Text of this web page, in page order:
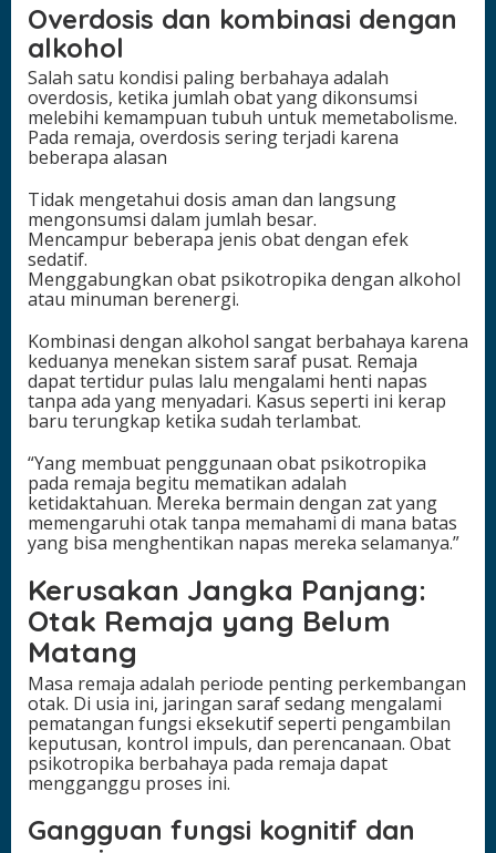
Overdosis dan kombinasi dengan
alkohol
Salah satu kondisi paling berbahaya adalah
overdosis, ketika jumlah obat yang dikonsumsi
melebihi kemampuan tubuh untuk memetabolisme.
Pada remaja, overdosis sering terjadi karena
beberapa alasan
Tidak mengetahui dosis aman dan langsung
mengonsumsi dalam jumlah besar.
Mencampur beberapa jenis obat dengan efek
sedatif.
Menggabungkan obat psikotropika dengan alkohol
atau minuman berenergi.
Kombinasi dengan alkohol sangat berbahaya karena
keduanya menekan sistem saraf pusat. Remaja
dapat tertidur pulas lalu mengalami henti napas
tanpa ada yang menyadari. Kasus seperti ini kerap
baru terungkap ketika sudah terlambat.
“Yang membuat penggunaan obat psikotropika
pada remaja begitu mematikan adalah
ketidaktahuan. Mereka bermain dengan zat yang
memengaruhi otak tanpa memahami di mana batas
yang bisa menghentikan napas mereka selamanya.”
Kerusakan Jangka Panjang:
Otak Remaja yang Belum
Matang
Masa remaja adalah periode penting perkembangan
otak. Di usia ini, jaringan saraf sedang mengalami
pematangan fungsi eksekutif seperti pengambilan
keputusan, kontrol impuls, dan perencanaan. Obat
psikotropika berbahaya pada remaja dapat
mengganggu proses ini.
Gangguan fungsi kognitif dan